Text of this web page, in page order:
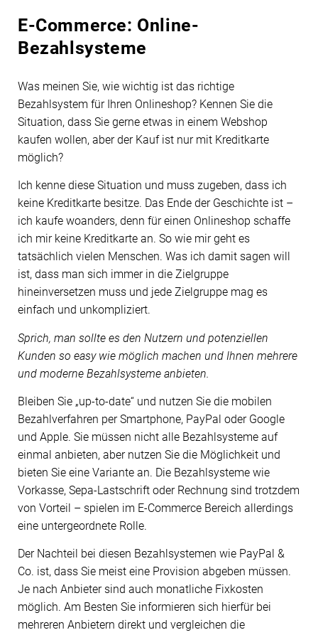
E-Commerce: Online-
Bezahlsysteme
Was meinen Sie, wie wichtig ist das richtige
Bezahlsystem für Ihren Onlineshop? Kennen Sie die
Situation, dass Sie gerne etwas in einem Webshop
kaufen wollen, aber der Kauf ist nur mit Kreditkarte
möglich?
Ich kenne diese Situation und muss zugeben, dass ich
keine Kreditkarte besitze. Das Ende der Geschichte ist –
ich kaufe woanders, denn für einen Onlineshop schaffe
ich mir keine Kreditkarte an. So wie mir geht es
tatsächlich vielen Menschen. Was ich damit sagen will
ist, dass man sich immer in die Zielgruppe
hineinversetzen muss und jede Zielgruppe mag es
einfach und unkompliziert.
Sprich, man sollte es den Nutzern und potenziellen
Kunden so easy wie möglich machen und Ihnen mehrere
und moderne Bezahlsysteme anbieten.
Bleiben Sie „up-to-date“ und nutzen Sie die mobilen
Bezahlverfahren per Smartphone, PayPal oder Google
und Apple. Sie müssen nicht alle Bezahlsysteme auf
einmal anbieten, aber nutzen Sie die Möglichkeit und
bieten Sie eine Variante an. Die Bezahlsysteme wie
Vorkasse, Sepa-Lastschrift oder Rechnung sind trotzdem
von Vorteil – spielen im E-Commerce Bereich allerdings
eine untergeordnete Rolle.
Der Nachteil bei diesen Bezahlsystemen wie PayPal &
Co. ist, dass Sie meist eine Provision abgeben müssen.
Je nach Anbieter sind auch monatliche Fixkosten
möglich. Am Besten Sie informieren sich hierfür bei
mehreren Anbietern direkt und vergleichen die